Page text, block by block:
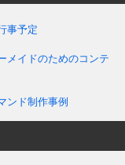
事予定
メイドのためのコンテ
ンド制作事例